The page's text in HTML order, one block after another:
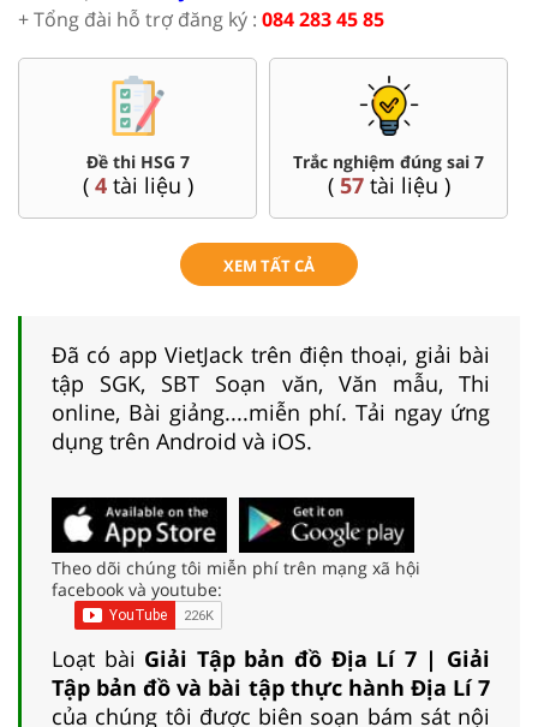
+ Tổng đài hỗ trợ đăng ký : 084 283 45 85
Đề thi HSG 7
( 4tài liệu )
Trắc nghiệm đúng sai 7
( 57tài liệu )
XEM TẤT CẢ
Đã có app VietJack trên điện thoại, giải bài
tập SGK, SBT Soạn văn, Văn mẫu, Thi
online, Bài giảng....miễn phí. Tải ngay ứng
dụng trên Android và iOS.
Theo dõi chúng tôi miễn phí trên mạng xã hội
facebook và youtube:
Loạt bài Giải Tập bản đồ Địa Lí 7 | Giải
Tập bản đồ và bài tập thực hành Địa Lí 7
của chúng tôi được biên soạn bám sát nội